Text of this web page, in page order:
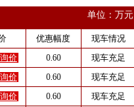
单位：万元
优惠幅度
现车情况
询价 0.60
现车充足
询价 0.60
现车充足
询价 0.60
现车充足